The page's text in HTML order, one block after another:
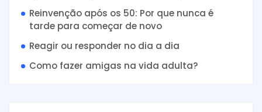
Reinvenção após os 50: Por que nunca é
tarde para começar de novo
Reagir ou responder no dia a dia
Como fazer amigas na vida adulta?